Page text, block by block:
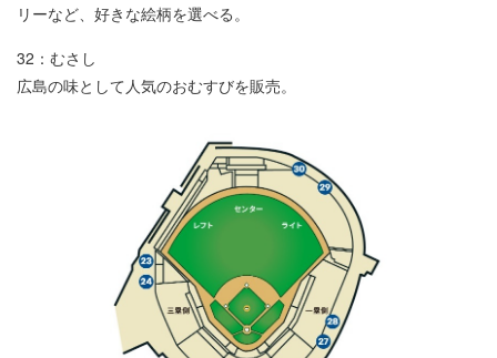
リーなど、好きな絵柄を選べる。
32：むさし
広島の味として人気のおむすびを販売。